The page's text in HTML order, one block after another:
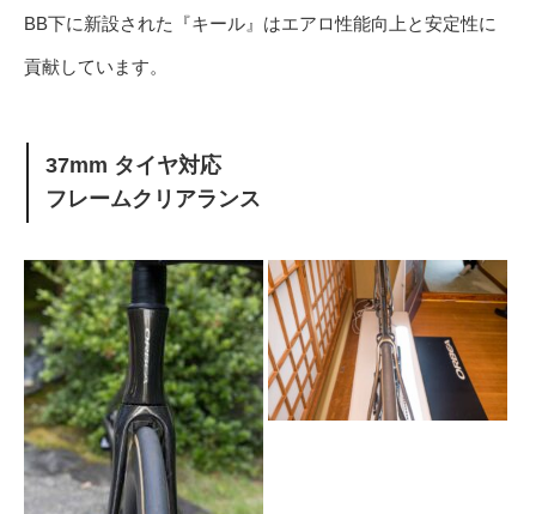
BB下に新設された『キール』はエアロ性能向上と安定性に
貢献しています。
37mm タイヤ対応
フレームクリアランス